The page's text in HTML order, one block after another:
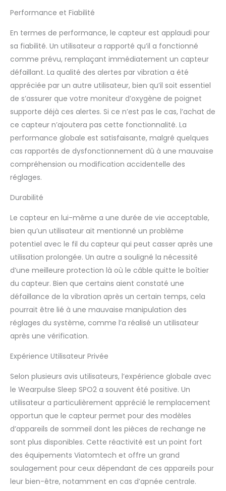
Performance et Fiabilité
En termes de performance, le capteur est applaudi pour
sa fiabilité. Un utilisateur a rapporté qu’il a fonctionné
comme prévu, remplaçant immédiatement un capteur
défaillant. La qualité des alertes par vibration a été
appréciée par un autre utilisateur, bien qu’il soit essentiel
de s’assurer que votre moniteur d’oxygène de poignet
supporte déjà ces alertes. Si ce n’est pas le cas, l’achat de
ce capteur n’ajoutera pas cette fonctionnalité. La
performance globale est satisfaisante, malgré quelques
cas rapportés de dysfonctionnement dû à une mauvaise
compréhension ou modification accidentelle des
réglages.
Durabilité
Le capteur en lui-même a une durée de vie acceptable,
bien qu’un utilisateur ait mentionné un problème
potentiel avec le fil du capteur qui peut casser après une
utilisation prolongée. Un autre a souligné la nécessité
d’une meilleure protection là où le câble quitte le boîtier
du capteur. Bien que certains aient constaté une
défaillance de la vibration après un certain temps, cela
pourrait être lié à une mauvaise manipulation des
réglages du système, comme l’a réalisé un utilisateur
après une vérification.
Expérience Utilisateur Privée
Selon plusieurs avis utilisateurs, l’expérience globale avec
le Wearpulse Sleep SPO2 a souvent été positive. Un
utilisateur a particulièrement apprécié le remplacement
opportun que le capteur permet pour des modèles
d’appareils de sommeil dont les pièces de rechange ne
sont plus disponibles. Cette réactivité est un point fort
des équipements Viatomtech et offre un grand
soulagement pour ceux dépendant de ces appareils pour
leur bien-être, notamment en cas d’apnée centrale.